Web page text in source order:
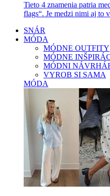
Tieto 4 znamenia patria
flags“. Je medzi nimi aj to
SNÁR
MÓDA
MÓDNE OUTFITY
MÓDNE
MÓDNI
VYROB SI SAMA
MÓDA